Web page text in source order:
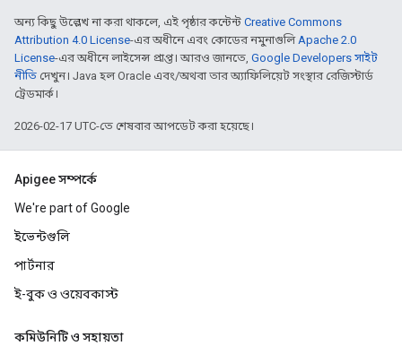
অন্য কিছু উল্লেখ না করা থাকলে, এই পৃষ্ঠার কন্টেন্ট Creative Commons
Attribution 4.0 License-এর অধীনে এবং কোডের নমুনাগুলিApache 2.0
License-এর অধীনে লাইসেন্স প্রাপ্ত। আরও জানতে, Google Developers সাইট
নীতি দেখুন। Java হল Oracle এবং/অথবা তার অ্যাফিলিয়েট সংস্থার রেজিস্টার্ড
ট্রেডমার্ক।
2026-02-17 UTC-তে শেষবার আপডেট করা হয়েছে।
Apigee সম্পর্কে
We're part of Google
ইভেন্টগুলি
পার্টনার
ই-বুক ও ওয়েবকাস্ট
কমিউনিটি ও সহায়তা